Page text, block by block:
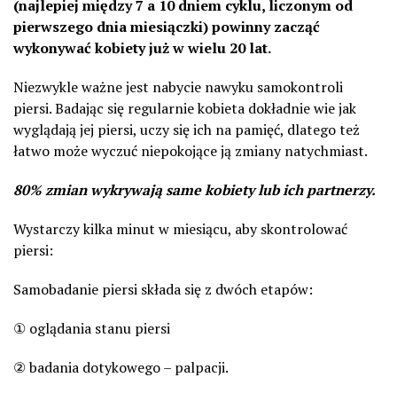
(najlepiej między 7 a 10 dniem cyklu, liczonym od
pierwszego dnia miesiączki) powinny zacząć
wykonywać kobiety już w wielu 20 lat.
Niezwykle ważne jest nabycie nawyku samokontroli
piersi. Badając się regularnie kobieta dokładnie wie jak
wyglądają jej piersi, uczy się ich na pamięć, dlatego też
łatwo może wyczuć niepokojące ją zmiany natychmiast.
80% zmian wykrywają same kobiety lub ich partnerzy.
Wystarczy kilka minut w miesiącu, aby skontrolować
piersi:
Samobadanie piersi składa się z dwóch etapów:
① oglądania stanu piersi
② badania dotykowego – palpacji.